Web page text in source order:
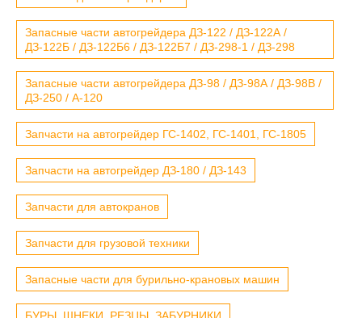
Запасные части автогрейдера ДЗ-122 / ДЗ-122А /
ДЗ-122Б / ДЗ-122Б6 / ДЗ-122Б7 / ДЗ-298-1 / ДЗ-298
Запасные части автогрейдера ДЗ-98 / ДЗ-98А / ДЗ-98В /
ДЗ-250 / А-120
Запчасти на автогрейдер ГС-1402, ГС-1401, ГС-1805
Запчасти на автогрейдер ДЗ-180 / ДЗ-143
Запчасти для автокранов
Запчасти для грузовой техники
Запасные части для бурильно-крановых машин
БУРЫ, ШНЕКИ, РЕЗЦЫ, ЗАБУРНИКИ